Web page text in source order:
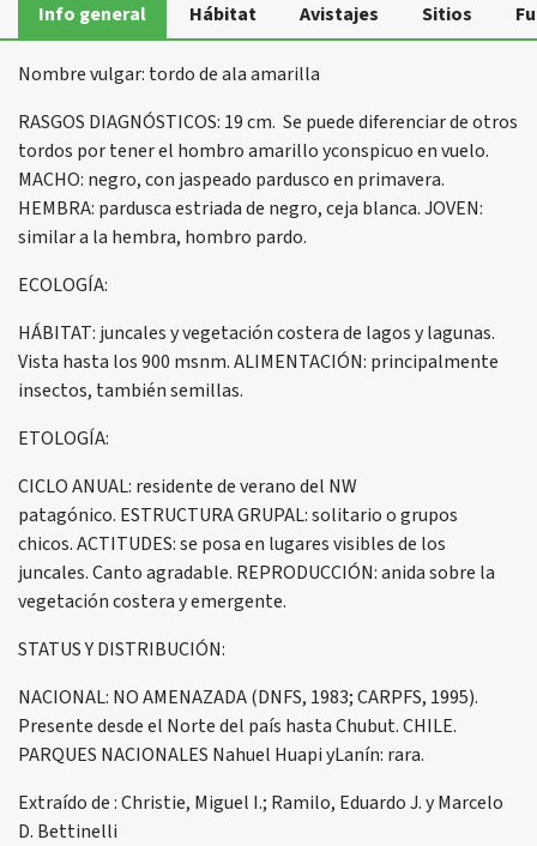
Info general Hábitat Avistajes Sitios
Nombre vulgar: tordo de ala amarilla
RASGOS DIAGNÓSTICOS: 19 cm. Se puede diferenciar de otros
tordos por tener el hombro amarillo yconspicuo en vuelo.
MACHO: negro, con jaspeado pardusco en primavera.
HEMBRA: pardusca estriada de negro, ceja blanca. JOVEN:
similar a la hembra, hombro pardo.
ECOLOGÍA:
HÁBITAT: juncales y vegetación costera de lagos y lagunas.
Vista hasta los 900 msnm. ALIMENTACIÓN: principalmente
insectos, también semillas.
ETOLOGÍA:
CICLO ANUAL: residente de verano del NW
patagónico. ESTRUCTURA GRUPAL: solitario o grupos
chicos. ACTITUDES: se posa en lugares visibles de los
juncales. Canto agradable. REPRODUCCIÓN: anida sobre la
vegetación costera y emergente.
STATUS Y DISTRIBUCIÓN:
NACIONAL: NO AMENAZADA (DNFS, 1983; CARPFS, 1995).
Presente desde el Norte del país hasta Chubut. CHILE.
PARQUES NACIONALES Nahuel Huapi yLanín: rara.
Extraído de : Christie, Miguel I.; Ramilo, Eduardo J. y Marcelo
D. Bettinelli